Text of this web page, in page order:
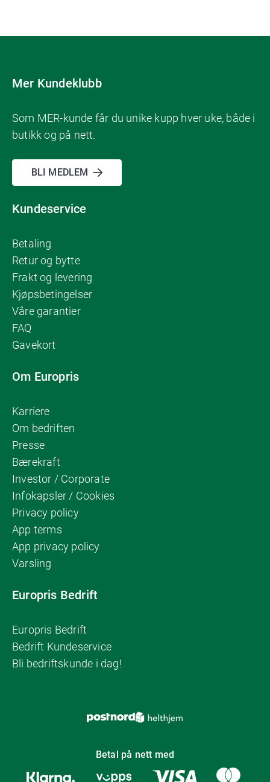
Mer Kundeklubb
Som MER-kunde får du unike kupp hver uke, både i
butikk og på nett.
BLI MEDLEM
Kundeservice
Betaling
Retur og bytte
Frakt og levering
Kjøpsbetingelser
Våre garantier
FAQ
Gavekort
Om Europris
Karriere
Om bedriften
Presse
Bærekraft
Investor / Corporate
Infokapsler / Cookies
Privacy policy
App terms
App privacy policy
Varsling
Europris Bedrift
Europris Bedrift
Bedrift Kundeservice
Bli bedriftskunde i dag!
Betal på nett med